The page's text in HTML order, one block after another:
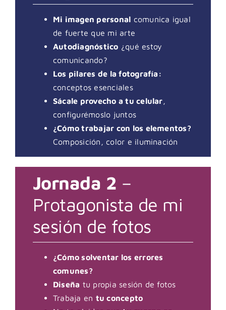
Mi imagen personal comunica igual
de fuerte que mi arte
Autodiagnóstico ¿qué estoy
comunicando?
Los pilares de la fotografía:
conceptos esenciales
Sácale provecho a tu celular,
configurémoslo juntos
¿Cómo trabajar con los elementos?
Composición, color e iluminación
Jornada 2 –
Protagonista de mi
sesión de fotos
¿Cómo solventar los errores
comunes?
Diseña tu propia sesión de fotos
Trabaja en tu concepto